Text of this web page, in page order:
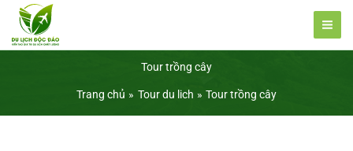
Nhảy
nội
Tour trồng cây
Trang chủ Tour du lich Tour trồng cây